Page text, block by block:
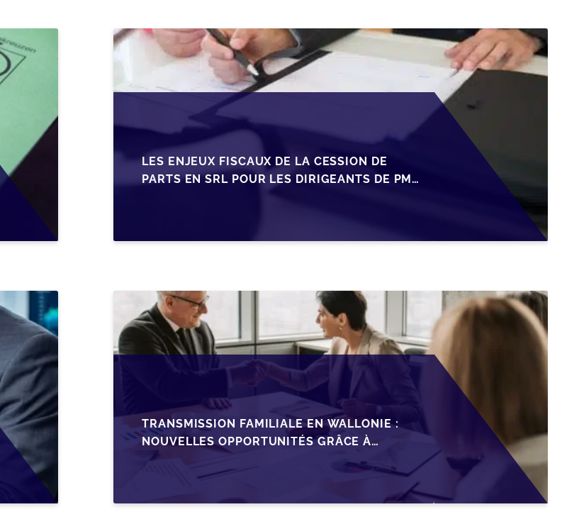
LES ENJEUX FISCAUX DE LA CESSION DE
PARTS EN SRL POUR LES DIRIGEANTS DE PME
TRANSMISSION FAMILIALE EN WALLONIE :
NOUVELLES OPPORTUNITÉS GRÂCE À
L’AJUSTEMENT FISCAL